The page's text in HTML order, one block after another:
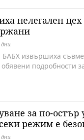
нелегален
извършиха
подробности
за по-
режим е